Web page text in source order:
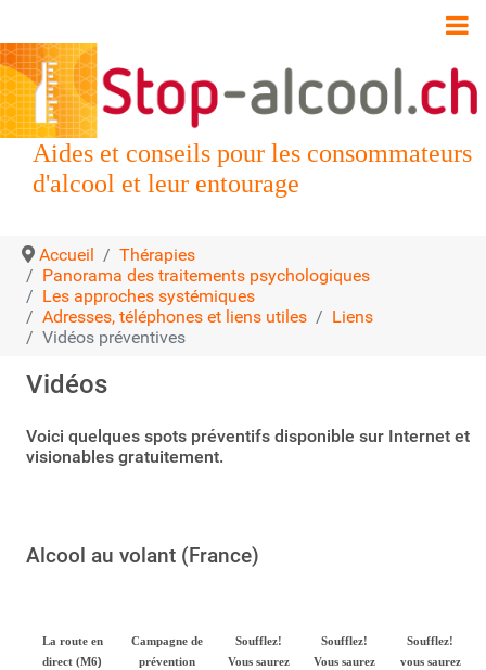
Aides et conseils pour les consommateurs
d'alcool et leur entourage
Accueil
Thérapies
Panorama des traitements psychologiques
Les approches systémiques
Adresses, téléphones et liens utiles
Liens
Vidéos préventives
Vidéos
Voici quelques spots préventifs disponible sur Internet et
visionables gratuitement.
Alcool au volant (France)
La route en
direct (M6)
Campagne de
prévention
Soufflez!
Vous saurez
Soufflez!
Vous saurez
Soufflez!
vous saurez